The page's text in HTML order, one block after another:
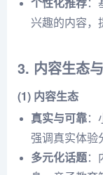
个性化推荐：
兴趣的内容，
3. 内容生态
(1) 内容生态
真实与可靠：
强调真实体验
多元化话题：